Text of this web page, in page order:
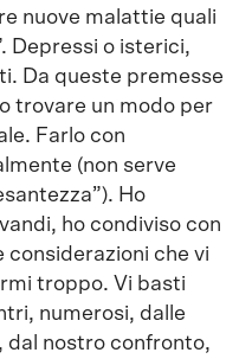
nuove malattie quali
Depressi o isterici,
Da queste premesse
trovare un modo per
Farlo con
(non serve
Ho
ho condiviso con
considerazioni che vi
troppo. Vi basti
numerosi, dalle
dal nostro confronto,